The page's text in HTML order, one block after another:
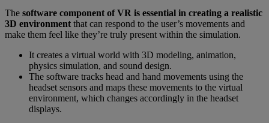
The software component of VR is essential in creating a realistic
3D environment that can respond to the user’s movements and
make them feel like they’re truly present within the simulation.
It creates a virtual world with 3D modeling, animation,
physics simulation, and sound design.
The software tracks head and hand movements using the
headset sensors and maps these movements to the virtual
environment, which changes accordingly in the headset
displays.